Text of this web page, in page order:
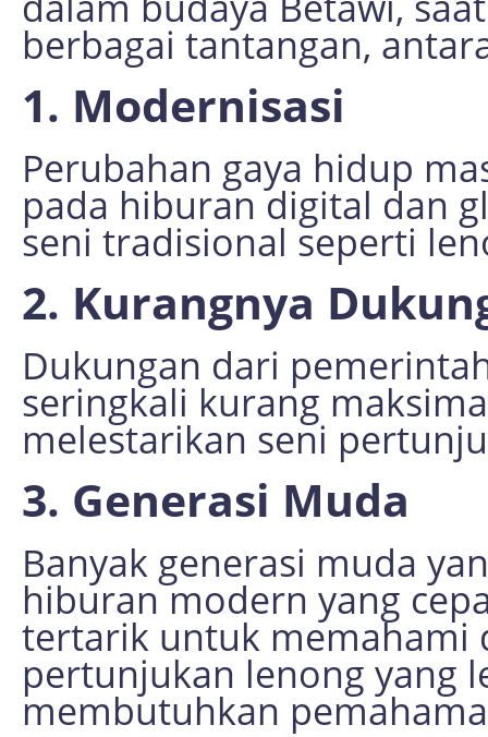
berbagai tantangan,
1. Modernisasi
Perubahan gaya hidup
pada hiburan digital dan
seni tradisional seperti
2. Kurangnya
Dukungan dari
seringkali kurang
melestarikan seni
3. Generasi Muda
Banyak generasi muda
hiburan modern yang
tertarik untuk memahami
pertunjukan lenong yang
membutuhkan